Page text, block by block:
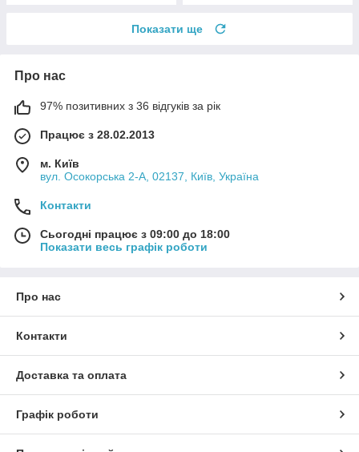
Показати ще
Про нас
97% позитивних з 36 відгуків за рік
Працює з 28.02.2013
м. Київ
вул. Осокорська 2-А, 02137, Київ, Україна
Контакти
Сьогодні працює з 09:00 до 18:00
Показати весь графік роботи
Про нас
Контакти
Доставка та оплата
Графік роботи